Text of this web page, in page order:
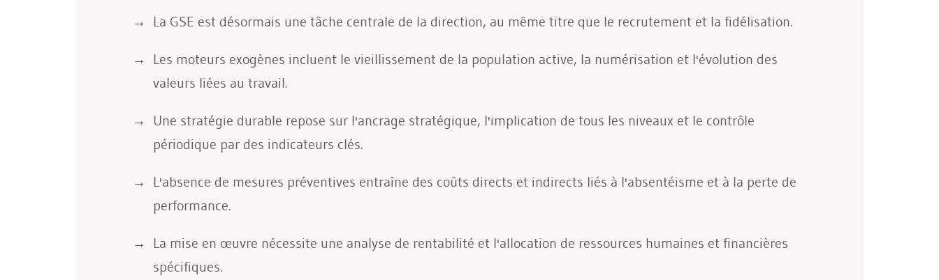
La GSE est désormais une tâche centrale de la direction, au même titre que le recrutement et la fidélisation.
Les moteurs exogènes incluent le vieillissement de la population active, la numérisation et l'évolution des
valeurs liées au travail.
Une stratégie durable repose sur l'ancrage stratégique, l'implication de tous les niveaux et le contrôle
périodique par des indicateurs clés.
L'absence de mesures préventives entraîne des coûts directs et indirects liés à l'absentéisme et à la perte de
performance.
La mise en œuvre nécessite une analyse de rentabilité et l'allocation de ressources humaines et financières
spécifiques.